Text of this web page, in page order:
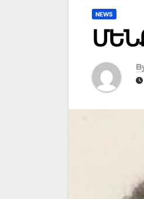
NEWS